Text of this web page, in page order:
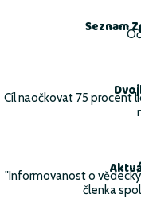
Seznam
Cíl naočkovat 75 procent
"Informovanost o
členka